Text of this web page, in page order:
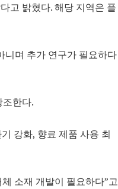
고 밝혔다. 해당 지역은 플
니며 추가 연구가 필요하다
한다.
강화, 향료 제품 사용 최
소재 개발이 필요하다”고